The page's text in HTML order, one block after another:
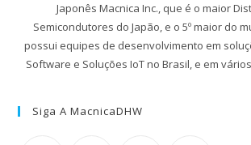
Japonês Macnica Inc., que é o maior
Semicondutores do Japão, e o 5º maior do
possui equipes de desenvolvimento em
Software e Soluções IoT no Brasil, e em
Siga A MacnicaDHW